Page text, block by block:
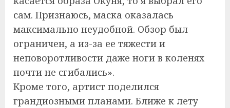
сам. Признаюсь, маска оказалась
максимально неудобной. Обзор был
ограничен, а из-за ее тяжести и
неповоротливости даже ноги в коленях
почти не сгибались».
Кроме того, артист поделился
грандиозными планами. Ближе к лету